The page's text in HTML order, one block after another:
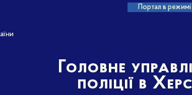
Портал в
Головне
поліції в